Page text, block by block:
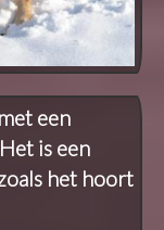
een
is een
het hoort